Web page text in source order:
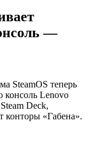
—
SteamOS теперь
консоль Lenovo
Deck,
«Габена».